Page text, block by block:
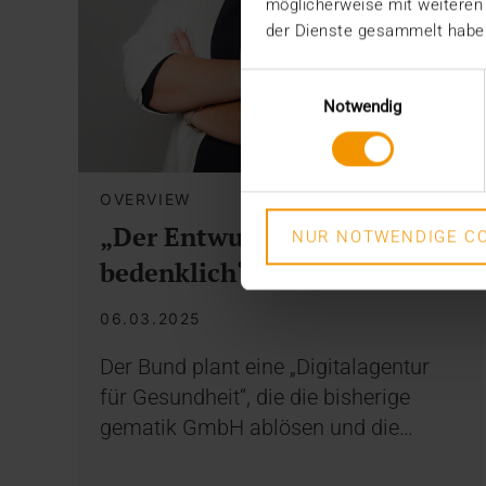
möglicherweise mit
der Dienste gesammelt
Notwendig
NUR NOTWENDIGE
OVERVIEW
„Der Entwurf ist höchst
bedenklich“
06.03.2025
Der Bund plant eine „Digitalagentur
für Gesundheit“, die die bisherige
gematik GmbH ablösen und die…